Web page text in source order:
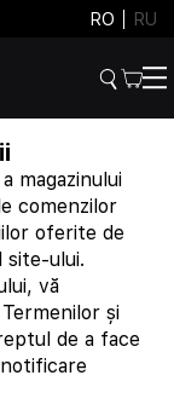
RO RU
magazinului
comenzilor
oferite de
site-ului.
vă
și
de a face